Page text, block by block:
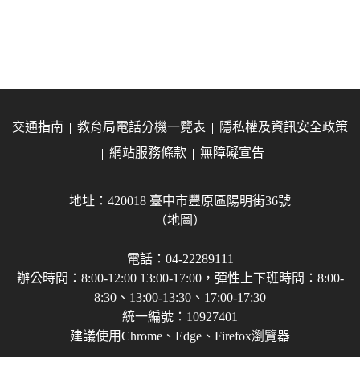
交通指南 教育局電話分機一覽表
隱私權及資訊安全政策
網站服務條款
無障礙宣告
地址：420018 臺中市豐原區陽明街36號
（地圖）
電話：04-22289111
辦公時間：8:00-12:00 13:00-17:00，彈性上下班時間：8:00-
8:30、13:00-13:30、17:00-17:30
統一編號：10927401
建議使用Chrome、Edge、Firefox瀏覽器